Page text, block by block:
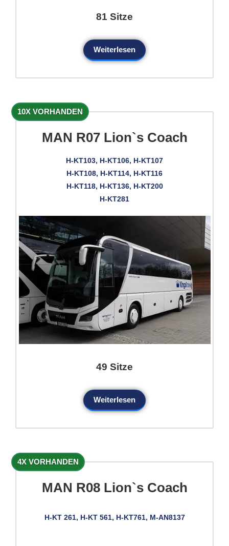
81 Sitze
Weiterlesen
10X VORHANDEN
MAN R07 Lion`s Coach
H-KT103, H-KT106, H-KT107
H-KT108, H-KT114, H-KT116
H-KT118, H-KT136, H-KT200
H-KT281
49 Sitze
Weiterlesen
4X VORHANDEN
MAN R08 Lion`s Coach
H-KT 261, H-KT 561, H-KT761, M-AN8137